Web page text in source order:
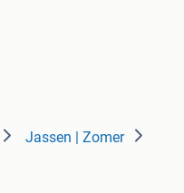
Jassen | Zomer